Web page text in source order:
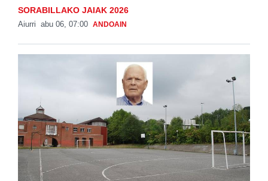
SORABILLAKO JAIAK 2026
Aiurri abu 06, 07:00 ANDOAIN